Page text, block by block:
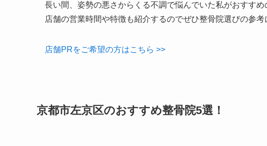
長い間、姿勢の悪さからくる不調で悩んでいた私がおすすめ
店舗の営業時間や特徴も紹介するのでぜひ整骨院選びの参考
店舗PRをご希望の方はこちら >>
京都市左京区のおすすめ整骨院5選！